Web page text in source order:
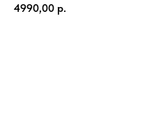
4990,00 р.